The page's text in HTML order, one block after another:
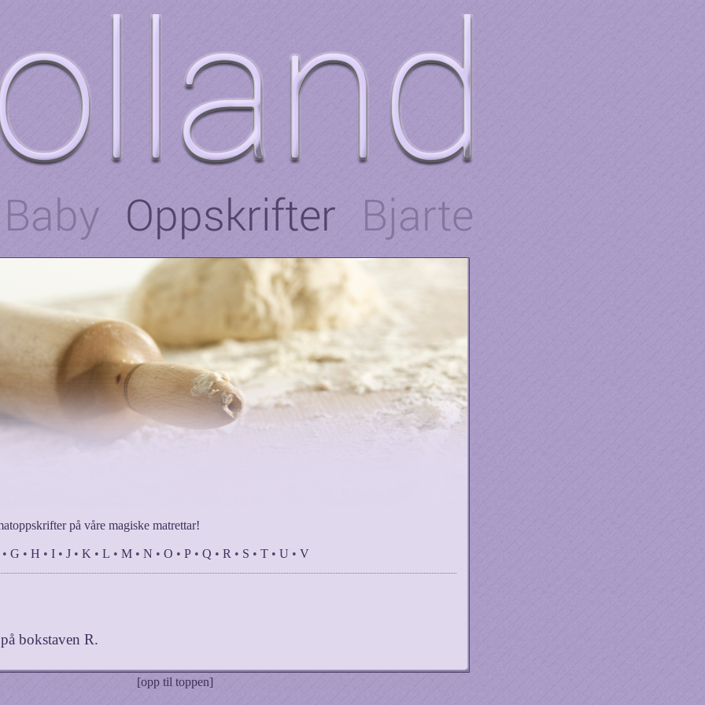
Baby Oppskrifter Bjarte
på våre magiske matrettar!
G • H • I• J• K • L • M• N • O • P• Q • R • S • T• U • V
bokstaven R.
[opp til toppen]